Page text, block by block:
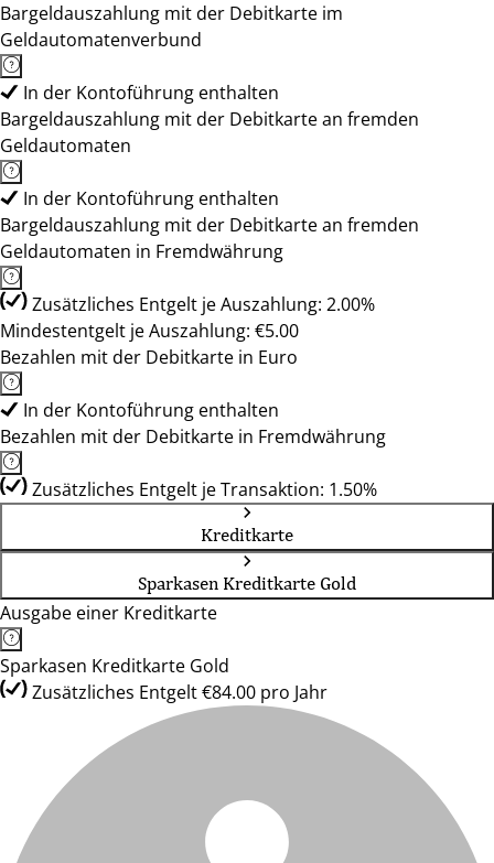
Bargeldauszahlung mit der Debitkarte im
Geldautomatenverbund
In der Kontoführung enthalten
Bargeldauszahlung mit der Debitkarte an fremden
Geldautomaten
In der Kontoführung enthalten
Bargeldauszahlung mit der Debitkarte an fremden
Geldautomaten in Fremdwährung
Zusätzliches Entgelt je Auszahlung: 2.00%
Mindestentgelt je Auszahlung: €5.00
Bezahlen mit der Debitkarte in Euro
In der Kontoführung enthalten
Bezahlen mit der Debitkarte in Fremdwährung
Zusätzliches Entgelt je Transaktion: 1.50%
Kreditkarte
Sparkasen Kreditkarte Gold
Ausgabe einer Kreditkarte
Sparkasen Kreditkarte Gold
Zusätzliches Entgelt €84.00 pro Jahr